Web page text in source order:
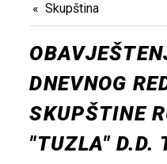
Skupština
DNEVNOG
SKUPŠTINE
"TUZLA" D.D.
PRODAJA
GALERIJA
KONTAKT